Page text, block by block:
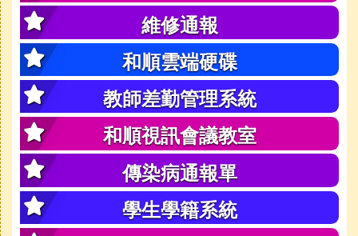
維修通報
和順雲端硬碟
教師差勤管理系統
和順視訊會議教室
傳染病通報單
學生學籍系統